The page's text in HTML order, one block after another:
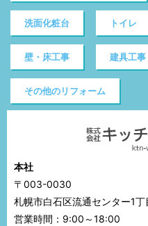
洗面化粧台 トイレ
壁・床工事 建具工事
その他のリフォーム
本社
〒003-0030
札幌市白石区流通センター1
営業時間：9:00～18:00